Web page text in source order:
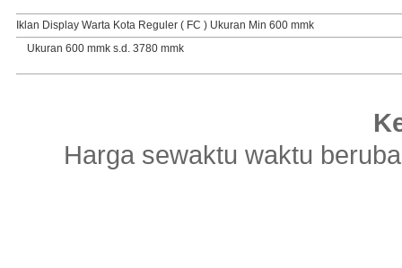
Iklan Display Warta Kota Reguler ( FC ) Ukuran Min 600 mmk
Ukuran 600 mmk s.d. 3780 mmk
Harga sewaktu waktu